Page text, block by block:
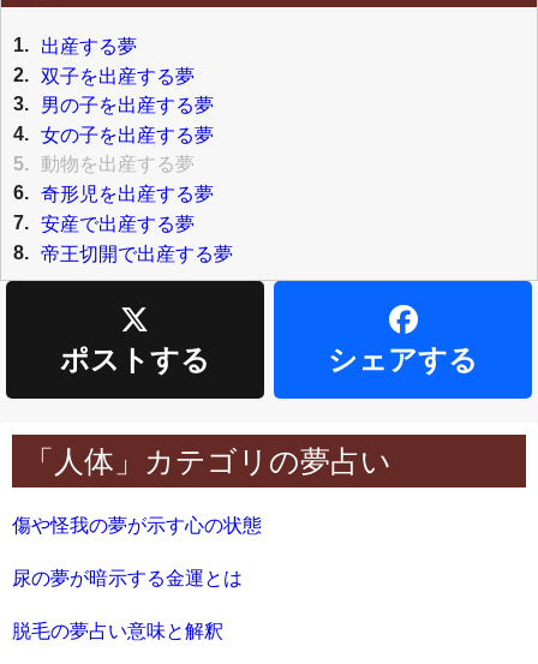
1.
出産する夢
2. 双子を出産する夢
3.
男の子を出産する夢
4. 女の子を出産する夢
5.
動物を出産する夢
6. 奇形児を出産する夢
7. 安産で出産する夢
8. 帝王切開で出産する夢
ポストする シェアする
「人体」カテゴリの夢占い
傷や怪我の夢が示す心の状態
尿の夢が暗示する金運とは
脱毛の夢占い意味と解釈